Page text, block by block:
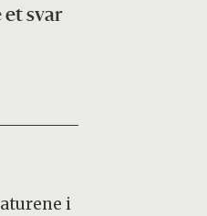
svar
i